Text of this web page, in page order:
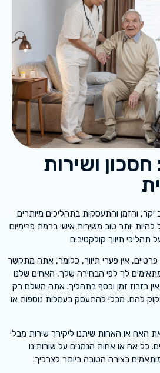
ושירות
יקר, והזמן והתעסקות בתהליכים מיותרים
יותר טוב משירות אישי ברמת פרימיום
תיווך קולקטיבים
אין פערי תיווך, כלומר, אתה מתקשר
לך לפי הבחירה שלך, האחים שלנו
אין בזבוז זמן וכסף בתהליך. אתה משלם רק
להם, מבלי להתעסק בעמלות נוספות או
האח או האחות שיתנו ליקירך שירות מבלי
כל אח או אחות הנמנים על שורותינו
בצורה הטובה ביותר לצרכיך.